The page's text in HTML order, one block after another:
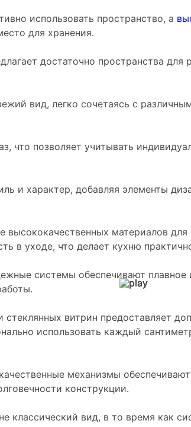
использовать пространство, а
для хранения.
достаточно пространства
вид, легко сочетаясь с
что позволяет учитывать
и характер, добавляя элементы
высококачественных материалов
в уходе, что делает кухню
системы обеспечивают
стеклянных витрин предоставляет
использовать каждый
механизмы
конструкции.
классический вид, в то время как